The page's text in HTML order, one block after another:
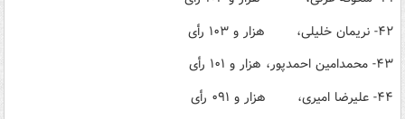
۴۲- نریمان خلیلی، هزار و ۱۰۳ رأی
۴۳- محمدامین احمدپور، هزار و ۱۰۱ رأی
۴۴- علیرضا امیری، هزار و ۰۹۱ رأی